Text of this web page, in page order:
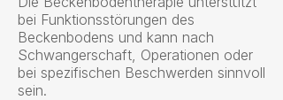
bei Funktionsstörungen des
Beckenbodens und kann nach
Schwangerschaft, Operationen oder
bei spezifischen Beschwerden sinnvoll
sein.